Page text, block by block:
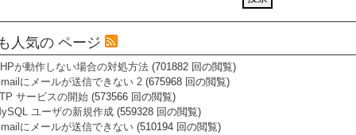
人気の ページ
が動作しない場合の対処方法(701882 回の閲覧)
にメールが送信できない 2(675968 回の閲覧)
サービスの開始(573566 回の閲覧)
ユーザの新規作成(559328 回の閲覧)
にメールが送信できない(510194 回の閲覧)